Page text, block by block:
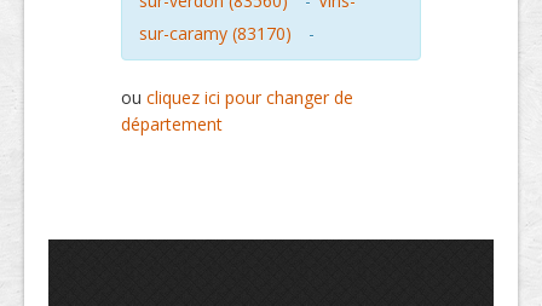
sur-caramy (83170)
-
ou cliquez ici pour changer de
département